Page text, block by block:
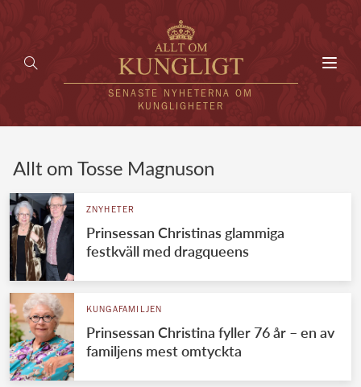
SENASTE NYHETERNA OM
KUNGLIGHETER
UTLÄNDSKT
VÄRLDENS KUNGAHUS
Svenska kungahuset
Brittiska kungahuset
REDAKTION
Allt om Tosse Magnuson
ZNYHETER
Prinsessan Christinas glammiga
festkväll med dragqueens
KUNGAFAMILJEN
Prinsessan Christina fyller 76 år – en av
familjens mest omtyckta